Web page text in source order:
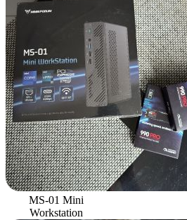
MS-01 Mini
Workstation